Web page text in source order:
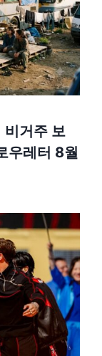
비거주 보
우레터 8월